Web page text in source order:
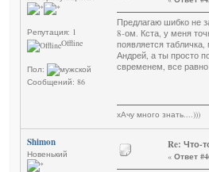
Репутация: 1
Offline
Пол:
Сообщений: 86
Предлагаю шибко не
8-ом. Кста, у меня
появляется
Андрей, а ты просто
свременем, все
хАчу много знать....)))
Shimon
Новенький
Re: Что-
« Ответ